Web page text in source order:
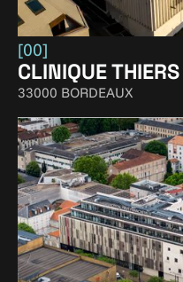
[00]
CLINIQUE THIERS
33000 BORDEAUX